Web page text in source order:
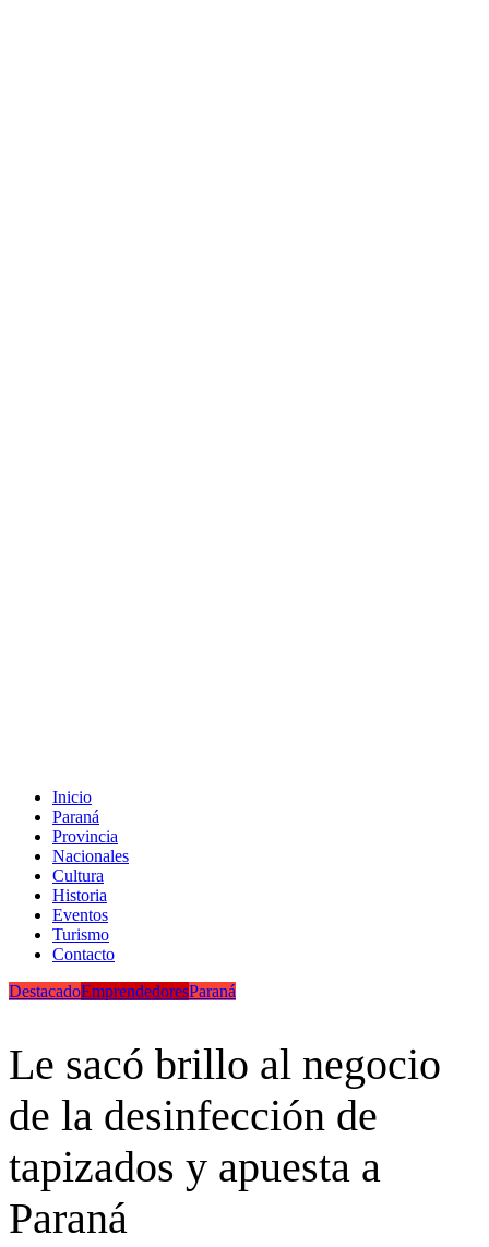
Inicio
Paraná
Provincia
Nacionales
Cultura
Historia
Eventos
Turismo
Contacto
DestacadoEmprendedoresParaná
Le sacó brillo al negocio
de la desinfección de
tapizados y apuesta a
Paraná